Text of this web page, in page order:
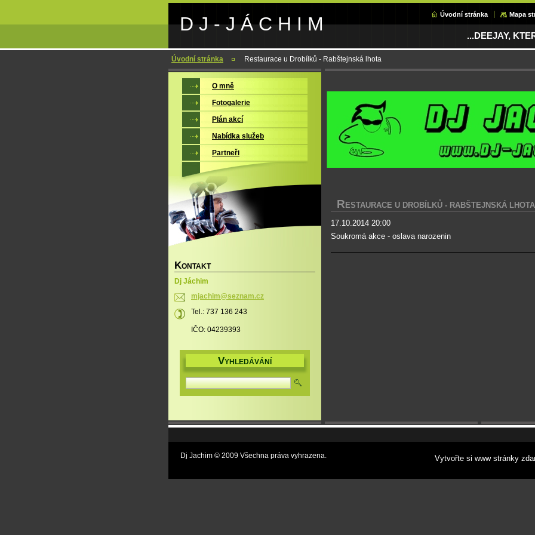
D J - J Á C H I M Úvodní stránka Mapa
...DEEJAY,
Úvodní stránka Restaurace u Drobílků - Rabštejnská lhota
R ESTAURACE U DROBÍLKŮ - RABŠTEJNSKÁ LHOTA
17.10.2014 20:00
Soukromá akce - oslava narozenin
O mně
Fotogalerie
Plán akcí
Nabídka služeb
Partneři
KONTAKT
Dj Jáchim
mjachim@seznam.cz
Tel.: 737 136 243
IČO: 04239393
VYHLEDÁVÁNÍ
Dj Jachim © 2009 Všechna práva vyhrazena. Vytvořte si www stránky